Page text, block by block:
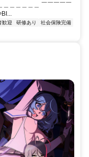
＿＿＿＿＿＿ ￣￣￣￣￣
歓迎 研修あり
社会保険完備